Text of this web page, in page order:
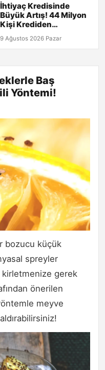
İhtiyaç Kredisinde
Büyük Artış! 44 Milyon
Kişi Krediden
9 Ağustos 2026 Pazar
Baş
Yöntemi!
bozucu küçük
spreyler
kirletmenize gerek
önerilen
meyve